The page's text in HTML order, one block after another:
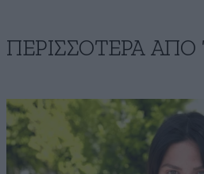
ΠΕΡΙΣΣΟΤΕΡΑ ΑΠΟ